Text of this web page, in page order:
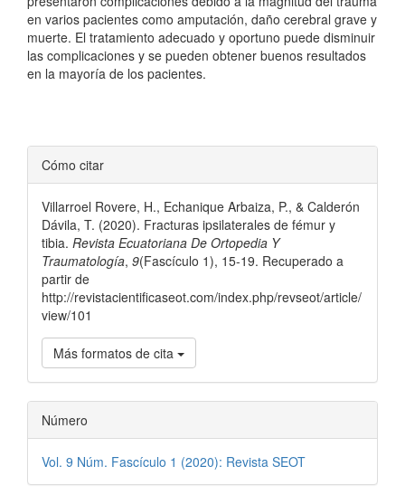
en varios pacientes como amputación, daño cerebral grave y
muerte. El tratamiento adecuado y oportuno puede disminuir
las complicaciones y se pueden obtener buenos resultados
en la mayoría de los pacientes.
Detalles
del
artículo
Cómo citar
Villarroel Rovere, H., Echanique Arbaiza, P., & Calderón
Dávila, T. (2020). Fracturas ipsilaterales de fémur y
tibia. Revista Ecuatoriana De Ortopedia Y
Traumatología, 9(Fascículo 1), 15-19. Recuperado a
partir de
http://revistacientificaseot.com/index.php/revseot/article/
view/101
Más formatos de cita
Número
Vol. 9 Núm. Fascículo 1 (2020): Revista SEOT